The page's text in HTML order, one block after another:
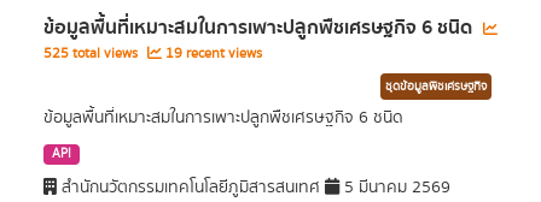
ข้อมูลพื้นที่เหมาะสมในการเพาะปลูกพืชเศรษฐกิจ 6 ชนิด
525 total views 19 recent views
ชุดข้อมูลพืชเศรษฐกิจ
ข้อมูลพื้นที่เหมาะสมในการเพาะปลูกพืชเศรษฐกิจ 6 ชนิด
API
สำนักนวัตกรรมเทคโนโลยีภูมิสารสนเทศ 5 มีนาคม 2569